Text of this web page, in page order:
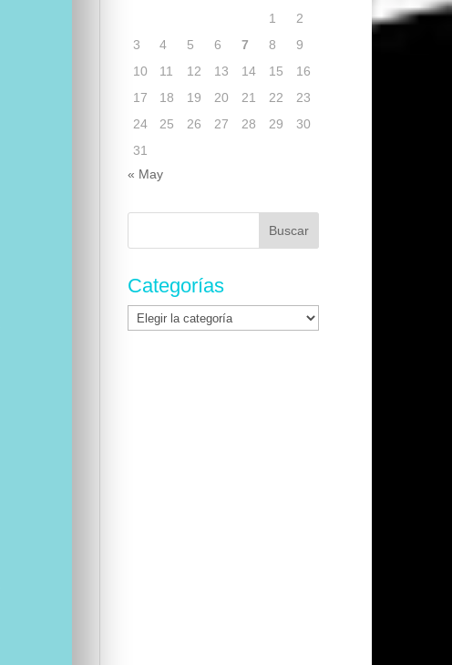
1
2
3
4 5 6 7 8
9
10
11 12 13 14 15
16
17
18 19 20 21 22
23
24
25 26 27 28 29
30
31
« May
Buscar:
Categorías
Categorías